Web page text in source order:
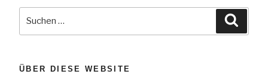
ÜBER DIESE WEBSITE